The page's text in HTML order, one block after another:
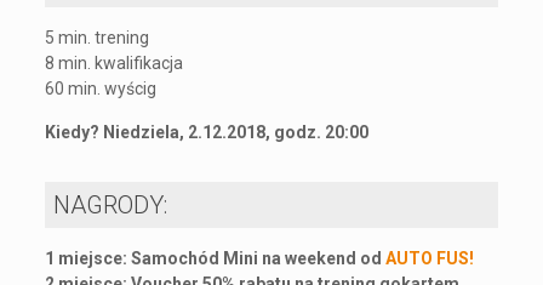
5 min. trening
8 min. kwalifikacja
60 min. wyścig
Kiedy? Niedziela, 2.12.2018, godz. 20:00
NAGRODY:
1 miejsce: Samochód Mini na weekend od AUTO FUS!